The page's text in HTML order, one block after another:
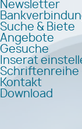
Newsletter
Suche & Biete
Angebote
Gesuche
Inserat
Schriftenreihe
Kontakt
Download